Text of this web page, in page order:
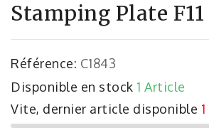
Stamping Plate F11
Référence: C1843
Disponible en stock 1 Article
Vite, dernier article disponible 1